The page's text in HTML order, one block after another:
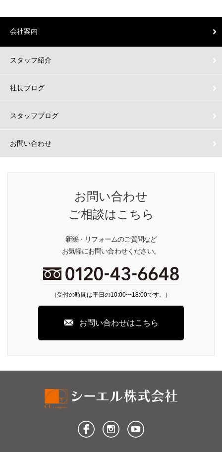
会社案内
スタッフ紹介
社長ブログ
スタッフブログ
お問い合わせ
お問い合わせ
ご相談はこちら
新築・リフォームのご質問など
お気軽にお問い合わせください。
（受付の時間は平日の10:00〜18:00です。）
お問い合わせはこちら